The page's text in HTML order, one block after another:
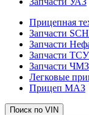
Прицепная
Запчасти
Запчасти
Запчасти
Запчасти
Легковые
Прицеп МАЗ
Поиск по VIN